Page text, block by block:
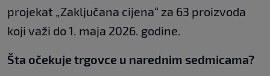
projekat „Zaključana cijena“ za 63 proizvoda
koji važi do 1. maja 2026. godine.
Šta očekuje trgovce u narednim sedmicama?